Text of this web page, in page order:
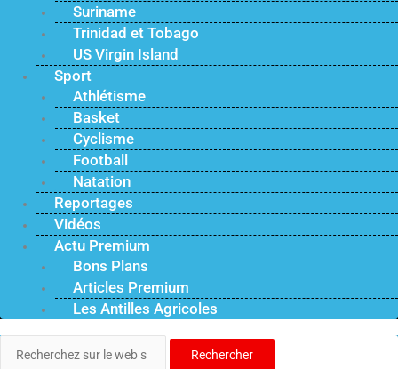
Suriname
Trinidad et Tobago
US Virgin Island
Sport
Athlétisme
Basket
Cyclisme
Football
Natation
Reportages
Vidéos
Actu Premium
Bons Plans
Articles Premium
Les Antilles Agricoles
Rechercher